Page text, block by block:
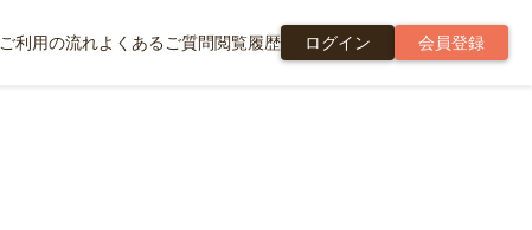
ご利用の流れよくあるご質問閲覧履歴 ログイン 会員登録